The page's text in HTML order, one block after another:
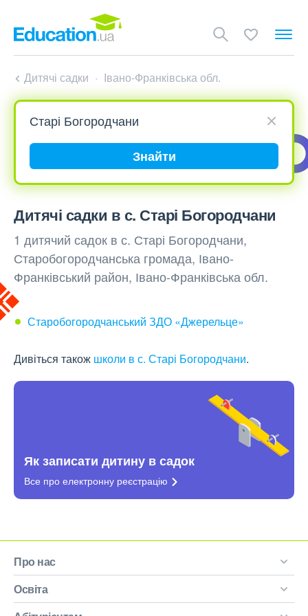
Дитячі садки Івано-Франківська обл.
Знайти
Дитячі садки в с. Старі Богородчани
1 дитячий садок в с. Старі Богородчани,
Старобогородчанська громада, Івано-
Франківський район, Івано-Франківська обл.
Старобогородчанський ЗДО «Джерельце»
Дивіться також школи в с. Старі Богородчани.
Як записати дитину в садок
Все про електронну реєстрацію
Про нас
Освіта